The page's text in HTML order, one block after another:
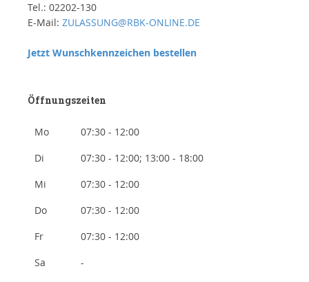
Tel.: 02202-130
E-Mail: ZULASSUNG@RBK-ONLINE.DE
Jetzt Wunschkennzeichen bestellen
Öffnungszeiten
Mo
07:30 - 12:00
Di
07:30 - 12:00; 13:00 - 18:00
Mi
07:30 - 12:00
Do
07:30 - 12:00
Fr
07:30 - 12:00
Sa
-